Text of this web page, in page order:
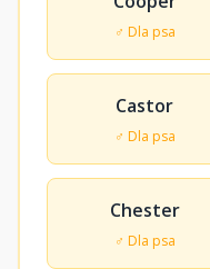
♂ Dla psa
Castor
♂ Dla psa
Chester
♂ Dla psa